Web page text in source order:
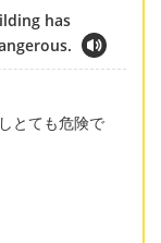
has
とても危険で